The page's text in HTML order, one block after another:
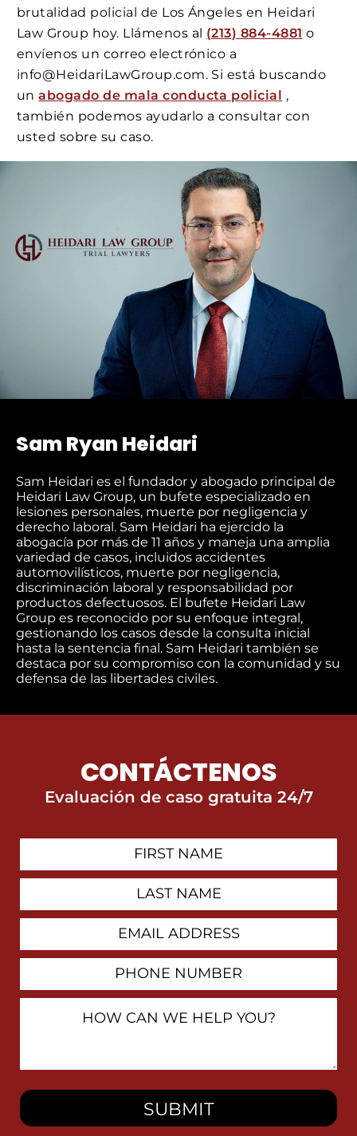
brutalidad policial de Los Ángeles en Heidari
Law Group hoy. Llámenos al (213) 884-4881 o
envíenos un correo electrónico a
info@HeidariLawGroup.com. Si está buscando
unabogado de mala conducta policial ,
también podemos ayudarlo a consultar con
usted sobre su caso.
Sam Ryan Heidari
Sam Heidari es el fundador y abogado principal de
Heidari Law Group, un bufete especializado en
lesiones personales, muerte por negligencia y
derecho laboral. Sam Heidari ha ejercido la
abogacía por más de 11 años y maneja una amplia
variedad de casos, incluidos accidentes
automovilísticos, muerte por negligencia,
discriminación laboral y responsabilidad por
productos defectuosos. El bufete Heidari Law
Group es reconocido por su enfoque integral,
gestionando los casos desde la consulta inicial
hasta la sentencia final. Sam Heidari también se
destaca por su compromiso con la comunidad y su
defensa de las libertades civiles.
CONTÁCTENOS
Evaluación de caso gratuita 24/7
You?